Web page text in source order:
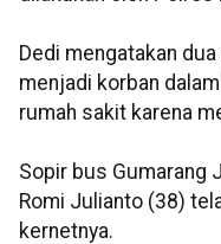
Dedi mengatakan
menjadi korban
rumah sakit karena
Sopir bus Gumarang
Romi Julianto (38)
kernetnya.